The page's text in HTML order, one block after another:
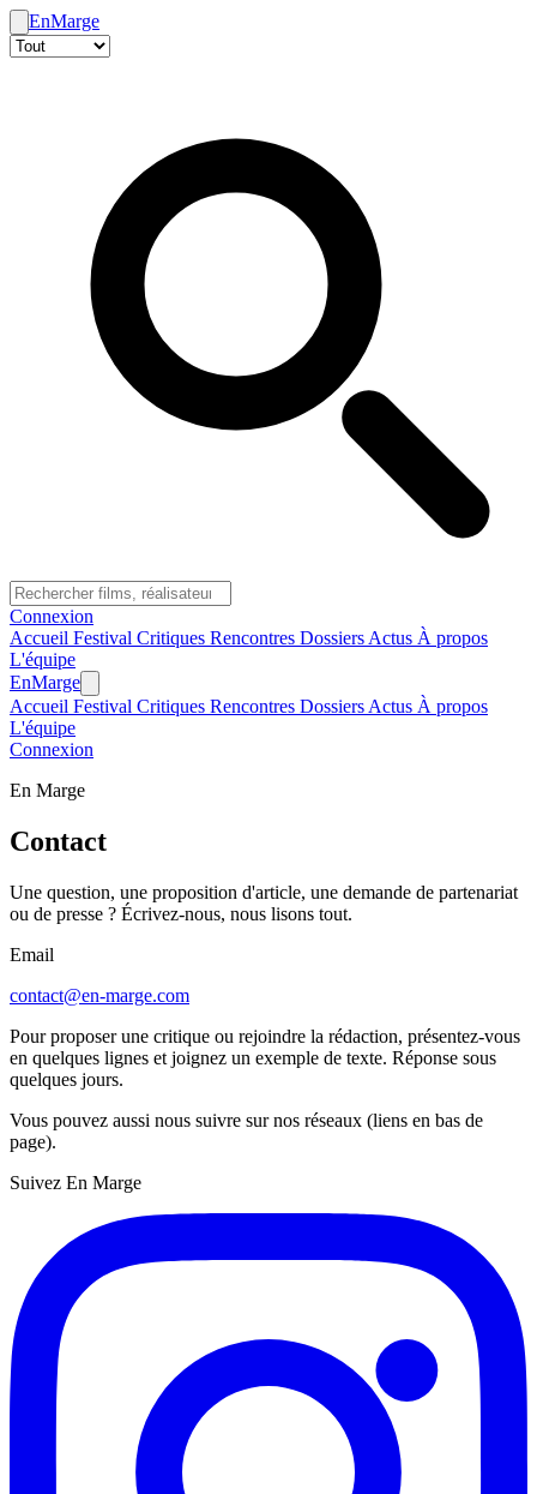
EnMarge
Connexion
Accueil Festival Critiques Rencontres Dossiers Actus À propos
L'équipe
EnMarge
Accueil Festival Critiques Rencontres Dossiers Actus À propos
L'équipe
Connexion
En Marge
Contact
Une question, une proposition d'article, une demande de partenariat
ou de presse ? Écrivez-nous, nous lisons tout.
Email
contact@en-marge.com
Pour proposer une critique ou rejoindre la rédaction, présentez-vous
en quelques lignes et joignez un exemple de texte. Réponse sous
quelques jours.
Vous pouvez aussi nous suivre sur nos réseaux (liens en bas de
page).
Suivez En Marge